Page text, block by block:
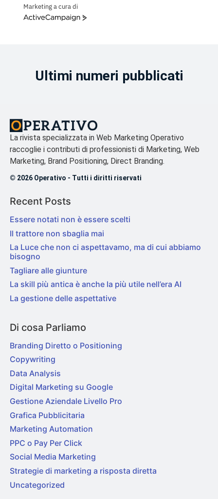
Marketing a cura di
ActiveCampaign
Ultimi numeri pubblicati
La rivista specializzata in Web Marketing Operativo
raccoglie i contributi di professionisti di Marketing, Web
Marketing, Brand Positioning, Direct Branding.
© 2026 Operativo - Tutti i diritti riservati
Recent Posts
Essere notati non è essere scelti
Il trattore non sbaglia mai
La Luce che non ci aspettavamo, ma di cui abbiamo
bisogno
Tagliare alle giunture
La skill più antica è anche la più utile nell’era AI
La gestione delle aspettative
Di cosa Parliamo
Branding Diretto o Positioning
Copywriting
Data Analysis
Digital Marketing su Google
Gestione Aziendale Livello Pro
Grafica Pubblicitaria
Marketing Automation
PPC o Pay Per Click
Social Media Marketing
Strategie di marketing a risposta diretta
Uncategorized